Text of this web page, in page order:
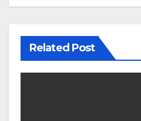
Related Post